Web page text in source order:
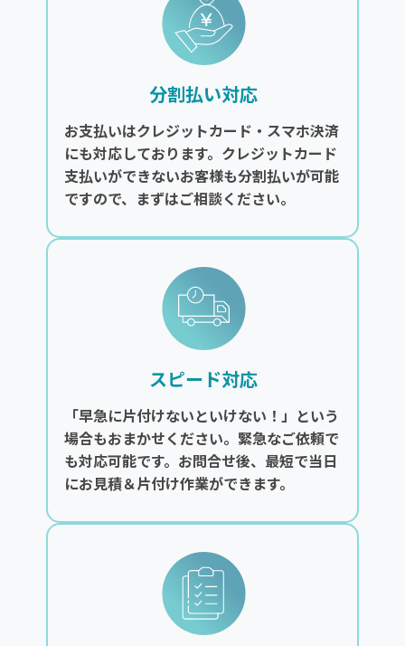
分割払い対応
お支払いはクレジットカード・スマホ決済
にも対応しております。クレジットカード
支払いができないお客様も分割払いが可能
ですので、まずはご相談ください。
スピード対応
「早急に片付けないといけない！」という
場合もおまかせください。緊急なご依頼で
も対応可能です。お問合せ後、最短で当日
にお見積＆片付け作業ができます。